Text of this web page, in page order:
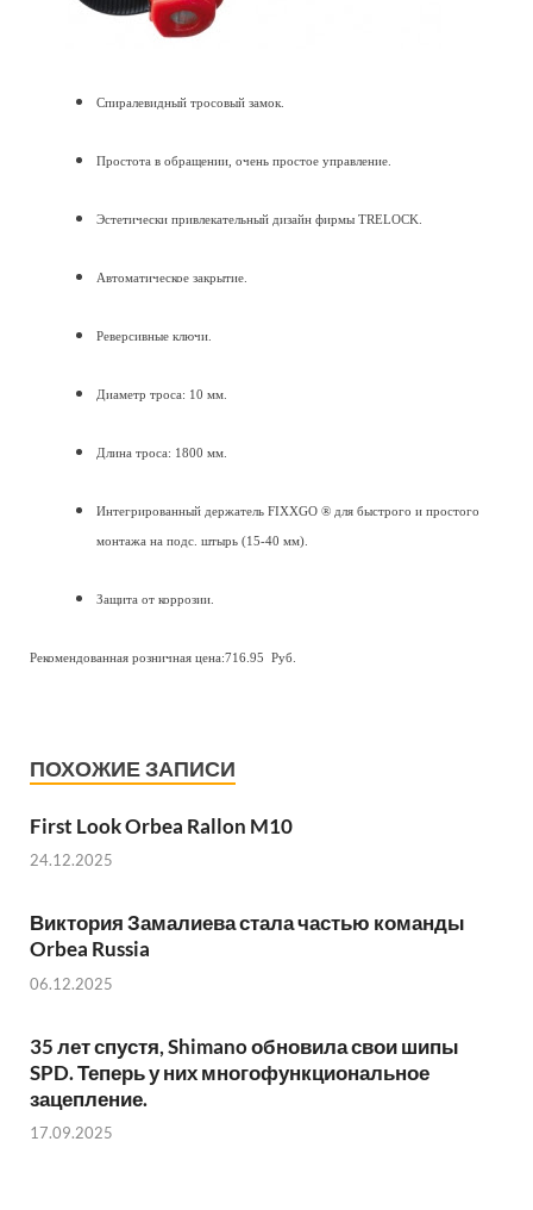
Спиралевидный тросовый замок.
Простота в обращении, очень простое управление.
Эстетически привлекательный дизайн фирмы TRELOCK.
Автоматическое закрытие.
Реверсивные ключи.
Диаметр троса: 10 мм.
Длина троса: 1800 мм.
Интегрированный держатель FIXXGO ® для быстрого и простого
монтажа на подс. штырь (15-40 мм).
Защита от коррозии.
Рекомендованная розничная цена:716.95 Руб.
ПОХОЖИЕ ЗАПИСИ
First Look Orbea Rallon M10
24.12.2025
Виктория Замалиева стала частью команды
Orbea Russia
06.12.2025
35 лет спустя, Shimano обновила свои шипы
SPD. Теперь у них многофункциональное
зацепление.
17.09.2025